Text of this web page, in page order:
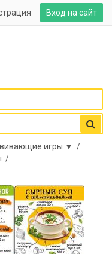
Вход на сайт
игры ▼ /
/